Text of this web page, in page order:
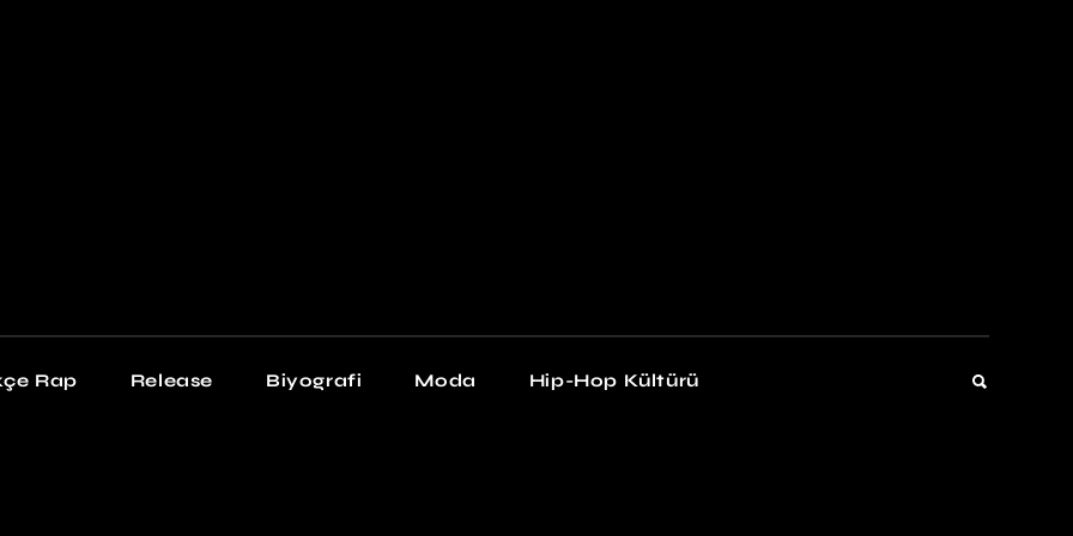
Rap Release Biyografi Moda Hip-Hop Kültürü